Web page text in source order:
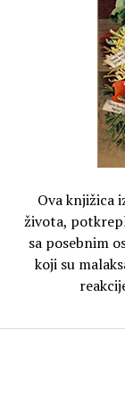
Ova knjižica
života,
sa posebnim
koji su